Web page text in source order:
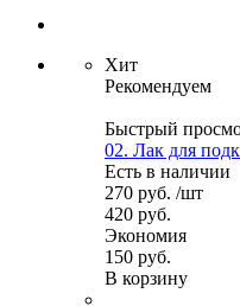
Хит
Рекомендуем
Быстрый
02. Лак для
Есть в наличии
270 руб. /шт
420 руб.
Экономия
150 руб.
В корзину